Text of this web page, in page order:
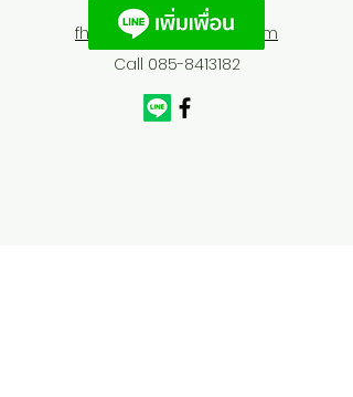
fhfurnitures@outlook.com
Call 085-8413182